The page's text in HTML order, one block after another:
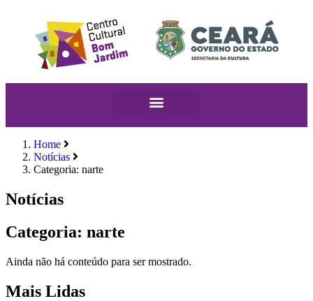
Home
Notícias
Categoria: narte
Notícias
Categoria: narte
Ainda não há conteúdo para ser mostrado.
Mais Lidas